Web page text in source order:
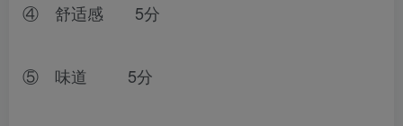
④ 舒适感 5分
⑤ 味道 5分